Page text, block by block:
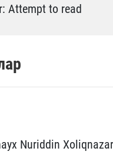
Attempt to read
Nuriddin Xoliqnazar